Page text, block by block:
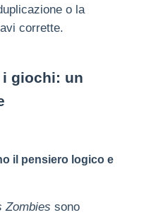
o la
corrette.
giochi: un
il pensiero logico e
Zombies sono